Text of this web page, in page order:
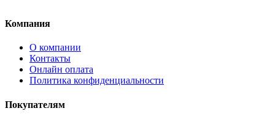
Компания
О компании
Контакты
Онлайн оплата
Политика конфиденциальности
Покупателям